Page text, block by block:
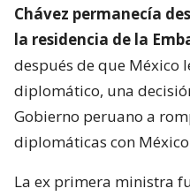
Chávez permanecía
la residencia de la
después de que México
diplomático, una
Gobierno peruano a
diplomáticas con
La ex primera ministra